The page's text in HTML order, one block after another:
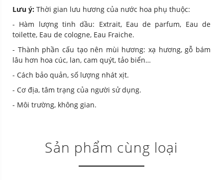
Lưu ý: Thời gian lưu hương của nước hoa phụ thuộc:
- Hàm lượng tinh dầu: Extrait, Eau de parfum, Eau de
toilette, Eau de cologne, Eau Fraiche.
- Thành phần cấu tạo nên mùi hương: xạ hương, gỗ bám
lâu hơn hoa cúc, lan, cam quýt, tảo biển…
- Cách bảo quản, số lượng nhát xịt.
- Cơ địa, tâm trạng của người sử dụng.
- Môi trường, không gian.
Sản phẩm cùng loại